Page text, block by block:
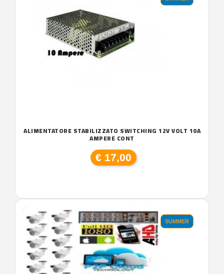
ALIMENTATORE STABILIZZATO SWITCHING 12V VOLT 10A
AMPERE CONT
€ 17,00
SUMMER